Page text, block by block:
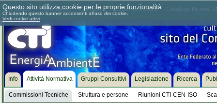
Chi siamo Dove siamo Contattaci Come associarsi
Info Attività Normativa
Commissioni Tecniche Struttura e persone Riunioni CTI-CEN-ISO
Gruppi Consultivi Legislazione Ricerca
Questo sito utilizza cookie per le proprie funzionalità
Chiudendo questo banner acconsenti all'uso dei cookie.
Vedi cookie attivi